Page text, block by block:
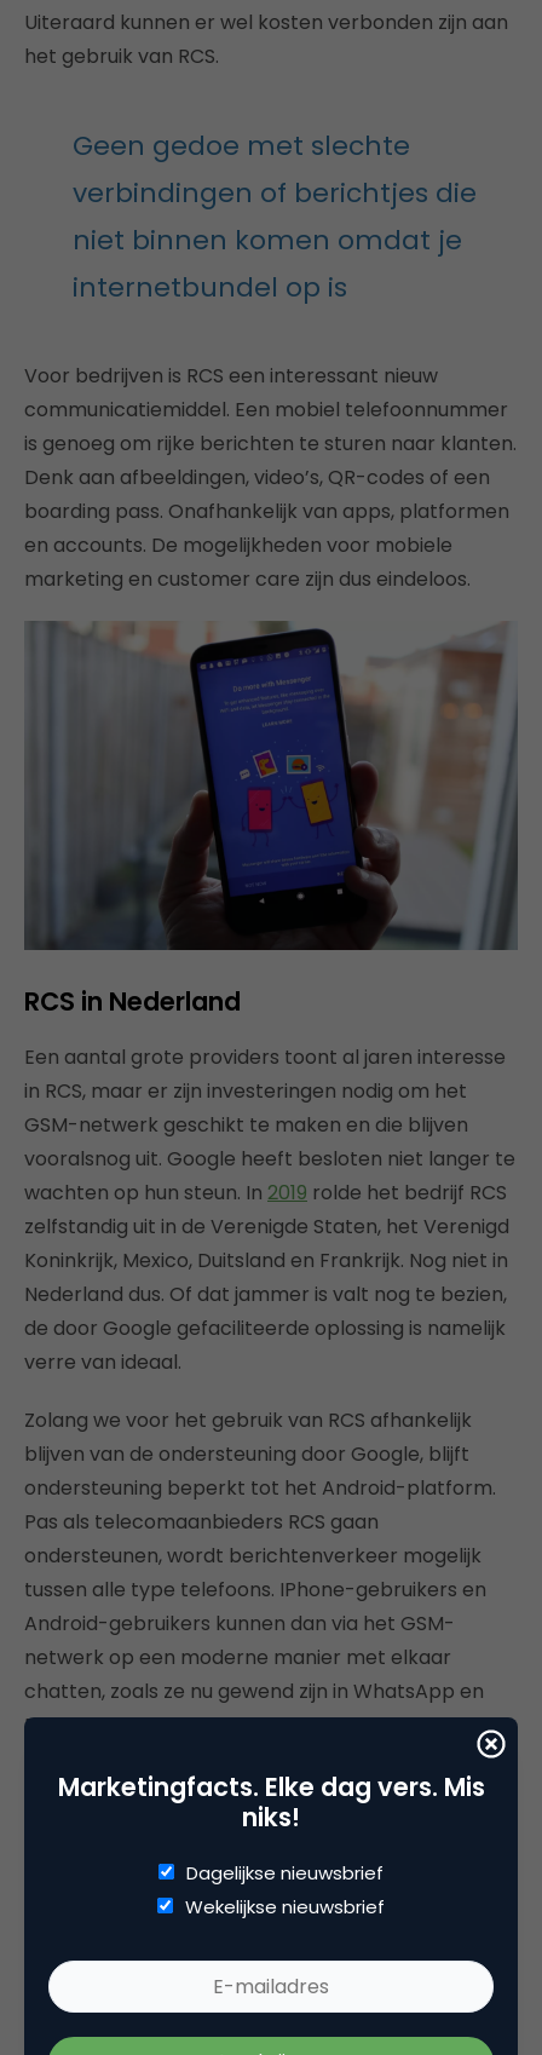
Uiteraard kunnen er wel kosten verbonden zijn aan
het gebruik van RCS.
Geen gedoe met slechte
verbindingen of berichtjes die
niet binnen komen omdat je
internetbundel op is
Voor bedrijven is RCS een interessant nieuw
communicatiemiddel. Een mobiel telefoonnummer
is genoeg om rijke berichten te sturen naar klanten.
Denk aan afbeeldingen, video’s, QR-codes of een
boarding pass. Onafhankelijk van apps, platformen
en accounts. De mogelijkheden voor mobiele
marketing en customer care zijn dus eindeloos.
RCS in Nederland
Een aantal grote providers toont al jaren interesse
in RCS, maar er zijn investeringen nodig om het
GSM-netwerk geschikt te maken en die blijven
vooralsnog uit. Google heeft besloten niet langer te
wachten op hun steun. In 2019 rolde het bedrijf RCS
zelfstandig uit in de Verenigde Staten, het Verenigd
Koninkrijk, Mexico, Duitsland en Frankrijk. Nog niet in
Nederland dus. Of dat jammer is valt nog te bezien,
de door Google gefaciliteerde oplossing is namelijk
verre van ideaal.
Zolang we voor het gebruik van RCS afhankelijk
blijven van de ondersteuning door Google, blijft
ondersteuning beperkt tot het Android-platform.
Pas als telecomaanbieders RCS gaan
ondersteunen, wordt berichtenverkeer mogelijk
tussen alle type telefoons. IPhone-gebruikers en
Android-gebruikers kunnen dan via het GSM-
netwerk op een moderne manier met elkaar
chatten, zoals ze nu gewend zijn in WhatsApp en
Facebook Messenger.
Het wachten is op de eerste telecomproviders die
hun systemen klaarmaken voor de uitrol van RCS.
smartphonepenetratievan de wereld, verdient niet
Marketingfacts. Elke dag vers. Mis
niks!
Dagelijkse nieuwsbrief
Wekelijkse nieuwsbrief